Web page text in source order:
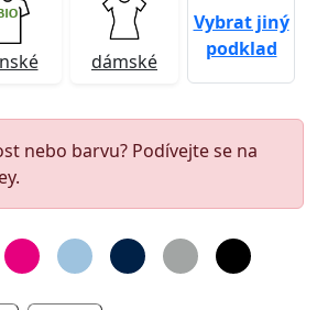
dámské
Vybrat jiný
podklad
nebo barvu? Podívejte se na